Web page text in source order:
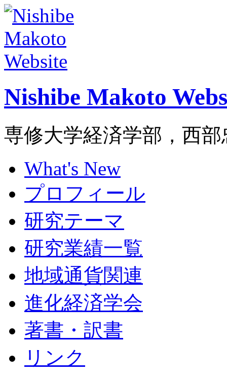
Nishibe Makoto
専修大学経済学部，西
What's New
プロフィール
研究テーマ
研究業績一覧
地域通貨関連
進化経済学会
著書・訳書
リンク